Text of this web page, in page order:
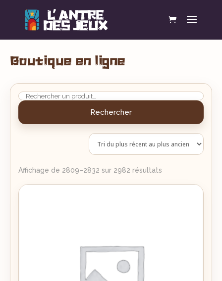
Boutique en ligne
Rechercher
Affichage de 2809–2832 sur 2982 résultats
du